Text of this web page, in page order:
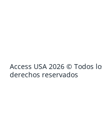
Access USA 2026 © Todos
derechos reservados